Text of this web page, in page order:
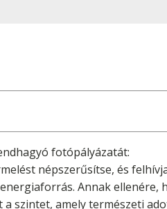
fotópályázatát:
népszerűsítse, és
Annak ellenére,
szintet, amely természeti